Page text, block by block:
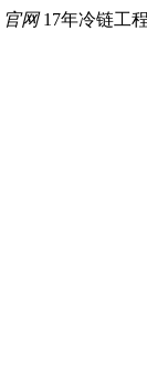
官网 17年冷链工